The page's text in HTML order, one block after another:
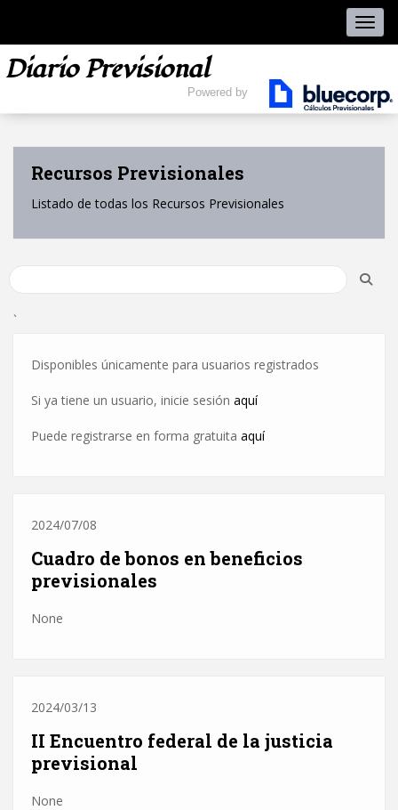
Diario Previsional
Powered by
Recursos Previsionales
Listado de todas los Recursos Previsionales
`
Disponibles únicamente para usuarios registrados
Si ya tiene un usuario, inicie sesión aquí
Puede registrarse en forma gratuita aquí
2024/07/08
Cuadro de bonos en beneficios
previsionales
None
2024/03/13
II Encuentro federal de la justicia
previsional
None